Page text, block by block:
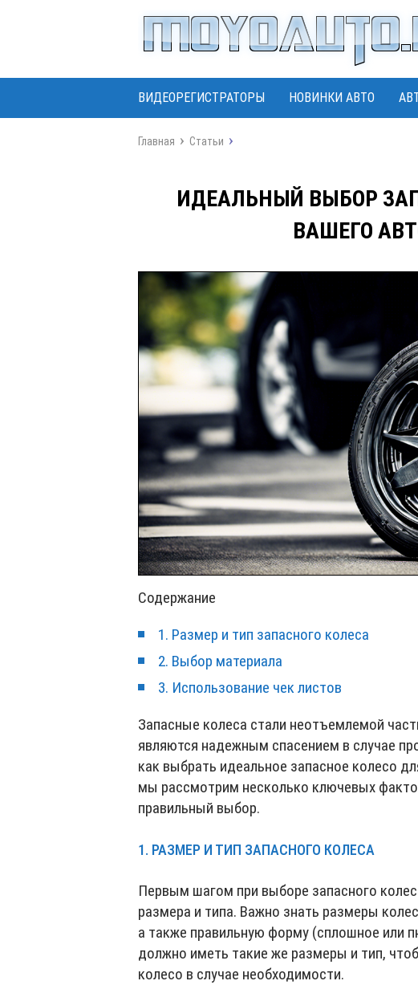
ВИДЕОРЕГИСТРАТОРЫ НОВИНКИ АВТО
Главная Статьи
ИДЕАЛЬНЫЙ ВЫБОР
ВАШЕГО
Содержание
1. Размер и тип запасного колеса
2. Выбор материала
3. Использование чек листов
Запасные колеса стали неотъемлемой
являются надежным спасением в случае
как выбрать идеальное запасное колесо
мы рассмотрим несколько ключевых
правильный выбор.
1. РАЗМЕР И ТИП ЗАПАСНОГО КОЛЕСА
Первым шагом при выборе запасного
размера и типа. Важно знать размеры
а также правильную форму (сплошное или
должно иметь такие же размеры и тип,
колесо в случае необходимости.